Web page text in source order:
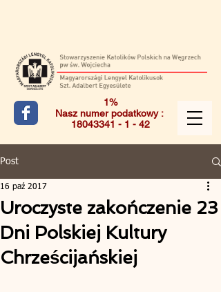
1%
Nasz numer podatkowy :
18043341 - 1 - 42
Post
Uroczyste zakończenie 23
Dni Polskiej Kultury
Chrześcijańskiej
16 paź 2017